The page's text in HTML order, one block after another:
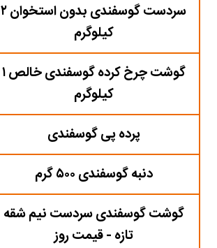
سردست گوسفندی بدون استخوان ۲
کیلوگرم
گوشت چرخ کرده گوسفندی خالص ۱
کیلوگرم
پرده پی گوسفندی
دنبه گوسفندی ۵۰۰ گرم
گوشت گوسفندی سردست نیم شقه
تازه - قیمت روز